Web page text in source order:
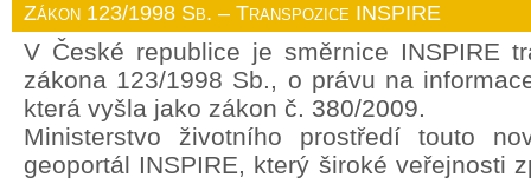
Zákon 123/1998 Sb. – Transpozice INSPIRE
V České republice je směrnice INSPIRE
zákona 123/1998 Sb., o právu na
která vyšla jako zákon č. 380/2009.
Ministerstvo životního prostředí touto
geoportál INSPIRE, který široké veřejnosti